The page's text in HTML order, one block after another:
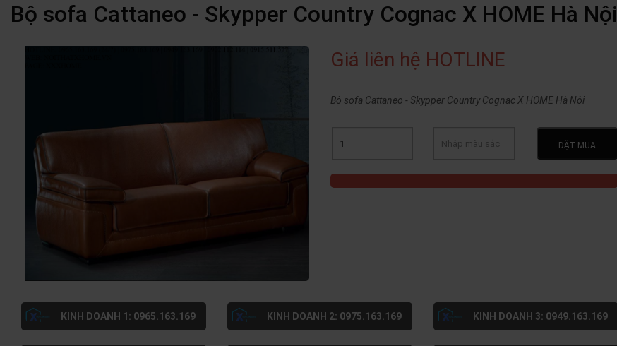
Bộ sofa Cattaneo - Skypper Country Cognac X HOME Hà Nội
Giá liên hệ HOTLINE
Bộ sofa Cattaneo - Skypper Country Cognac X HOME Hà Nội
ĐẶT MUA
KINH DOANH 1: 0965.163.169 KINH DOANH 2: 0975.163.169 KINH DOANH 3: 0949.163.169